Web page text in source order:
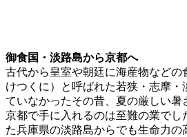
御食国・淡路島から京都へ
古代から皇室や朝廷に海産物などの
けつくに）と呼ばれた若狭・志摩・
ていなかったその昔、夏の厳しい暑
京都で手に入れるのは至難の業でし
た兵庫県の淡路島からでも生命力の